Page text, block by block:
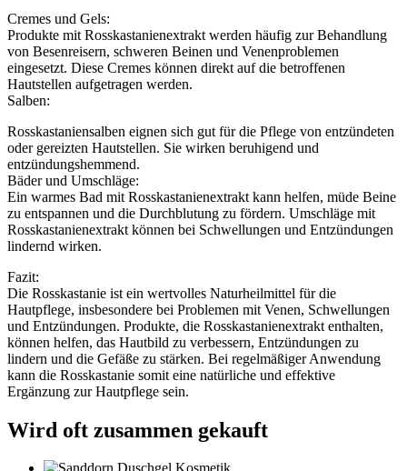
Cremes und Gels:
Produkte mit Rosskastanienextrakt werden häufig zur Behandlung
von Besenreisern, schweren Beinen und Venenproblemen
eingesetzt. Diese Cremes können direkt auf die betroffenen
Hautstellen aufgetragen werden.
Salben:
Rosskastaniensalben eignen sich gut für die Pflege von entzündeten
oder gereizten Hautstellen. Sie wirken beruhigend und
entzündungshemmend.
Bäder und Umschläge:
Ein warmes Bad mit Rosskastanienextrakt kann helfen, müde Beine
zu entspannen und die Durchblutung zu fördern. Umschläge mit
Rosskastanienextrakt können bei Schwellungen und Entzündungen
lindernd wirken.
Fazit:
Die Rosskastanie ist ein wertvolles Naturheilmittel für die
Hautpflege, insbesondere bei Problemen mit Venen, Schwellungen
und Entzündungen. Produkte, die Rosskastanienextrakt enthalten,
können helfen, das Hautbild zu verbessern, Entzündungen zu
lindern und die Gefäße zu stärken. Bei regelmäßiger Anwendung
kann die Rosskastanie somit eine natürliche und effektive
Ergänzung zur Hautpflege sein.
Wird oft zusammen gekauft